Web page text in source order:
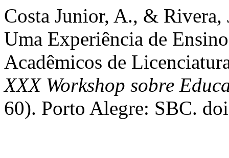
Costa Junior, A., &
Uma Experiência de
Acadêmicos de
XXX Workshop sobre
60). Porto Alegre: SBC.